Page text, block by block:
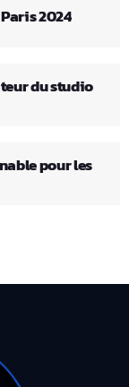
2024
du studio
pour les